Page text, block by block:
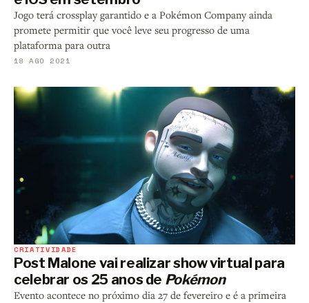
Jogo terá crossplay garantido e a Pokémon Company ainda
promete permitir que você leve seu progresso de uma
plataforma para outra
18 AGO 2021
CRIATIVIDADE
Post Malone vai realizar show virtual para
celebrar os 25 anos de Pokémon
Evento acontece no próximo dia 27 de fevereiro e é a primeira